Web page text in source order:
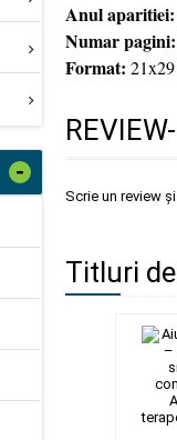
-
Anul aparitiei:
Numar pagini:
Format: 21x29
Scrie un review
Titluri